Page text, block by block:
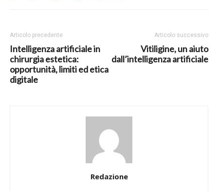
Articolo precedente
Intelligenza artificiale in
chirurgia estetica:
opportunità, limiti ed etica
digitale
Articolo successivo
Vitiligine, un aiuto
dall’intelligenza artificiale
Redazione